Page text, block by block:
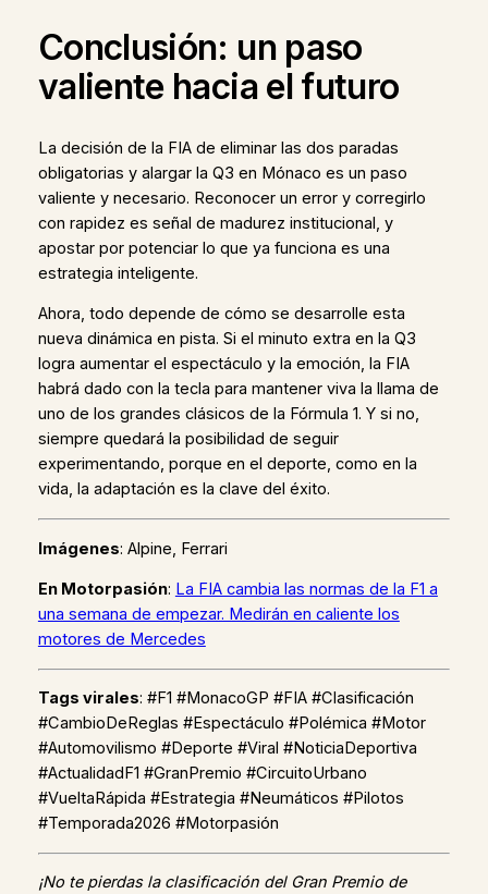
Conclusión: un paso
valiente hacia el futuro
La decisión de la FIA de eliminar las dos paradas
obligatorias y alargar la Q3 en Mónaco es un paso
valiente y necesario. Reconocer un error y corregirlo
con rapidez es señal de madurez institucional, y
apostar por potenciar lo que ya funciona es una
estrategia inteligente.
Ahora, todo depende de cómo se desarrolle esta
nueva dinámica en pista. Si el minuto extra en la Q3
logra aumentar el espectáculo y la emoción, la FIA
habrá dado con la tecla para mantener viva la llama de
uno de los grandes clásicos de la Fórmula 1. Y si no,
siempre quedará la posibilidad de seguir
experimentando, porque en el deporte, como en la
vida, la adaptación es la clave del éxito.
Imágenes: Alpine, Ferrari
En Motorpasión: La FIA cambia las normas de la F1 a
una semana de empezar. Medirán en caliente los
motores de Mercedes
Tags virales: #F1 #MonacoGP #FIA #Clasificación
#CambioDeReglas #Espectáculo #Polémica #Motor
#Automovilismo #Deporte #Viral #NoticiaDeportiva
#ActualidadF1 #GranPremio #CircuitoUrbano
#VueltaRápida #Estrategia #Neumáticos #Pilotos
#Temporada2026 #Motorpasión
¡No te pierdas la clasificación del Gran Premio de